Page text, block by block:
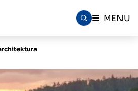
MENU